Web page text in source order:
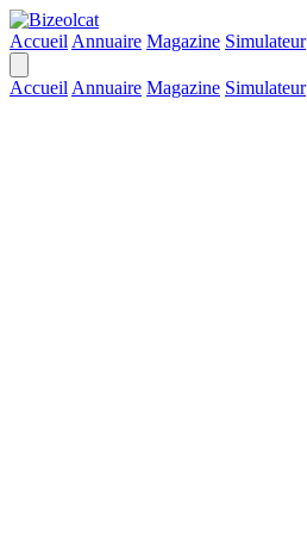
Accueil Annuaire Magazine Simulateur
Accueil Annuaire Magazine Simulateur